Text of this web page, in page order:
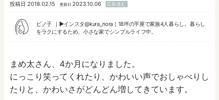
投稿日 2018.02.15 更新日 2023.10.06 広告含む
ピノ子 ▶︎インスタ@kura_nora｜18坪の平屋で家族4人暮らし。暮らし
をラクにするため、小さな家でシンプルライフ中。
まめ太さん、4か月になりました。
にっこり笑ってくれたり、かわいい声でおしゃべりし
たりと、かわいさがどんどん増してきています。